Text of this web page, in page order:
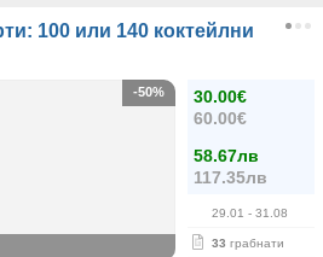
100 или 140 коктейлни
30.00€
60.00€
58.67лв
117.35лв
29.01 - 31.08
33 грабнати
-50%